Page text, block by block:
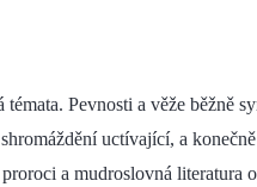
Pevnosti a věže
uctívající, a
a mudroslovná literatura